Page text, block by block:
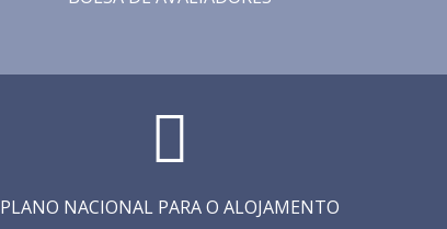
PLANO NACIONAL PARA O ALOJAMENTO